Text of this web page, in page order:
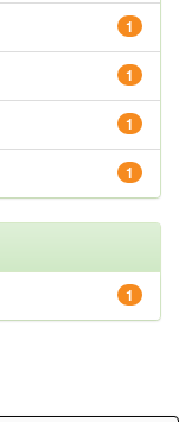
1
1
1
1
1